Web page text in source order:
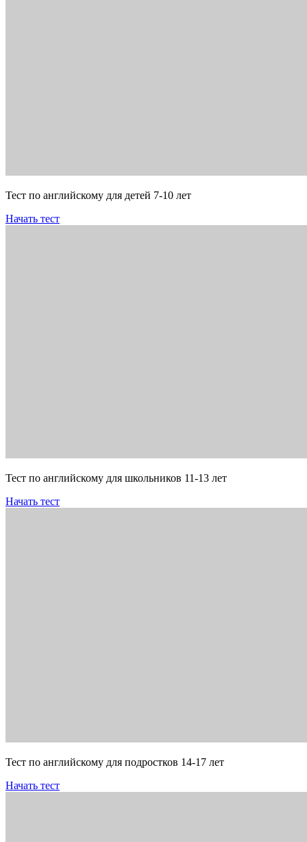
Тест по английскому для детей 7-10 лет
Начать тест
Тест по английскому для школьников 11-13 лет
Начать тест
Тест по английскому для подростков 14-17 лет
Начать тест